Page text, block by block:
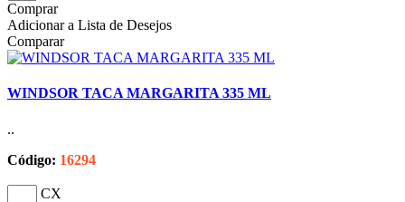
Comprar
Adicionar a Lista de Desejos
Comparar
WINDSOR TACA MARGARITA 335 ML
..
Código: 16294
CX